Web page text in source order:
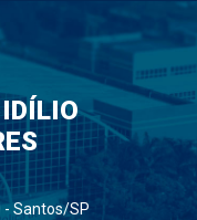
- Santos/SP